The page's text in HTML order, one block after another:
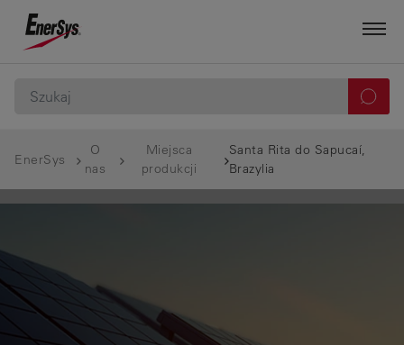
EnerSys
O
nas
Miejsca
produkcji
Santa Rita do Sapucaí,
Brazylia